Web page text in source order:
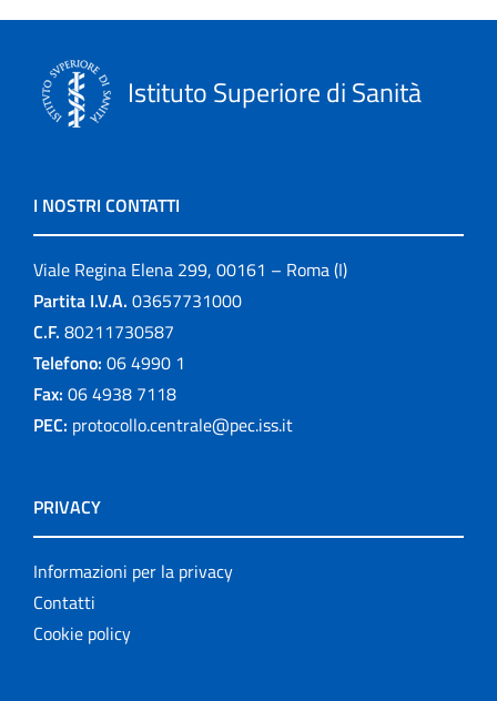
Istituto Superiore di Sanità
I NOSTRI CONTATTI
Viale Regina Elena 299, 00161 – Roma (I)
Partita I.V.A. 03657731000
C.F. 80211730587
Telefono: 06 4990 1
Fax: 06 4938 7118
PEC: protocollo.centrale@pec.iss.it
PRIVACY
Informazioni per la privacy
Contatti
Cookie policy